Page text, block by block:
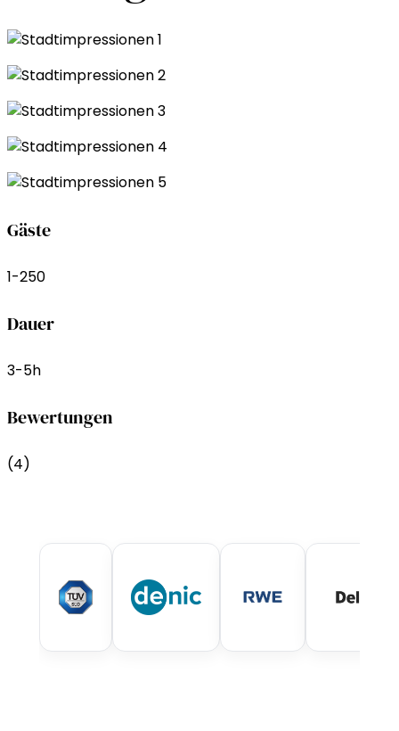
Gäste
1-250
Dauer
3-5h
Bewertungen
(4)